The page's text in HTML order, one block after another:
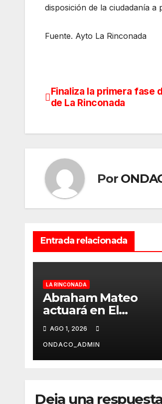
disposición de la ciudadanía
Fuente. Ayto La Rinconada
Navegación
entradas
Finaliza la primera fase
de La Rinconada
Por
Entrada relacionada
LA RINCONADA
Abraham Mateo
actuará en El
Abrazo el 11 de
septiembre
AGO 1, 2026
ONDACO_ADMIN
Deja una